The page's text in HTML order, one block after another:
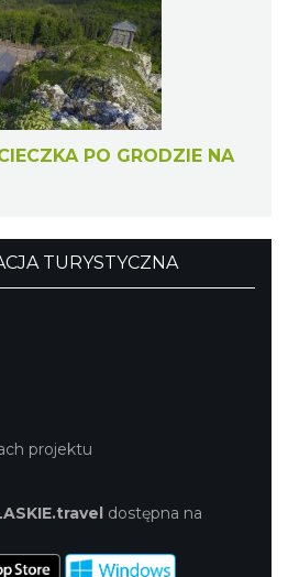
Zamkiem w
2026-09-06
2026-08-15
PO GRODZIE NA
TURYSTYCZNA
projektu
dostępna na